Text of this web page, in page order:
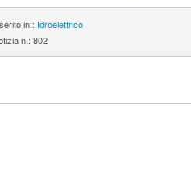
in:: Idroelettrico
n.: 802